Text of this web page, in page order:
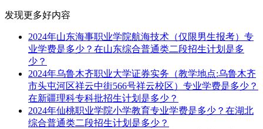
发现更多好内容
2024年山东海事职业学院航海技术（仅限男生报考）专
业学费是多少？在山东综合普通类二段招生计划是多
少？
2024年乌鲁木齐职业大学证券实务（教学地点:乌鲁木齐
市头屯河区祥云中街566号祥云校区）专业学费是多少？
在新疆理科专科批招生计划是多少？
2024年仙桃职业学院小学教育专业学费是多少？在湖北
综合普通类二段招生计划是多少？